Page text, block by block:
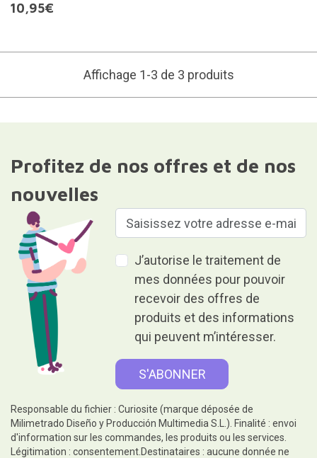
10,95€
Affichage 1-3 de 3 produits
Profitez de nos offres et de nos
nouvelles
J’autorise le traitement de
mes données pour pouvoir
recevoir des offres de
produits et des informations
qui peuvent m’intéresser.
Responsable du fichier : Curiosite (marque déposée de
Milimetrado Diseño y Producción Multimedia S.L.). Finalité : envoi
d'information sur les commandes, les produits ou les services.
Légitimation : consentement.Destinataires : aucune donnée ne